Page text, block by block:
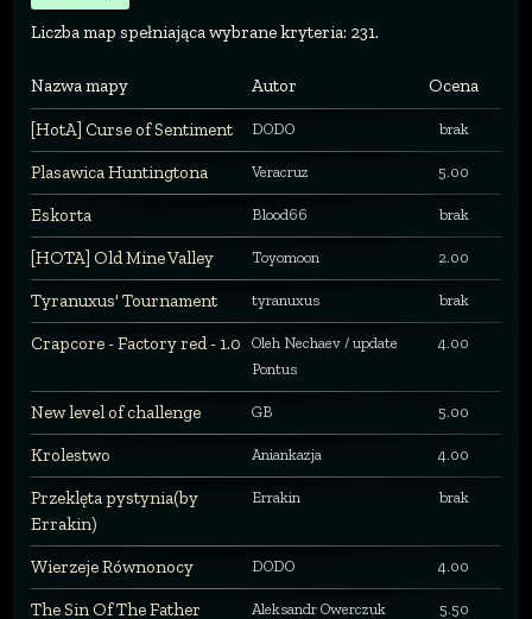
Liczba map spełniająca wybrane kryteria: 231.
Nazwa mapy Autor Ocena
[HotA] Curse of Sentiment DODO brak
Plasawica Huntingtona Veracruz 5.00
Eskorta Blood66 brak
[HOTA] Old Mine Valley Toyomoon 2.00
Tyranuxus' Tournament tyranuxus brak
Crapcore - Factory red - 1.0
Oleh Nechaev / update
Pontus
4.00
New level of challenge GB 5.00
Krolestwo Aniankazja 4.00
Przeklęta pystynia(by
Errakin)
Errakin brak
Wierzeje Równonocy DODO 4.00
The Sin Of The Father Aleksandr Owerczuk 5.50